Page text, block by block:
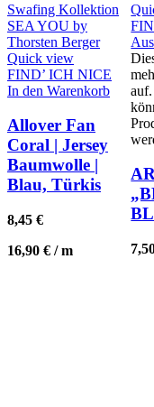
Quick view
FIND’ ICH NICE
In den Warenkorb
Allover Fan
Coral | Jersey
Baumwolle |
Blau, Türkis
8,45 €
16,90 € /m